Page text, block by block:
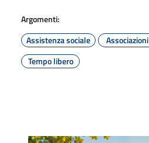
Argomenti:
Assistenza sociale
Associazioni
Tempo libero